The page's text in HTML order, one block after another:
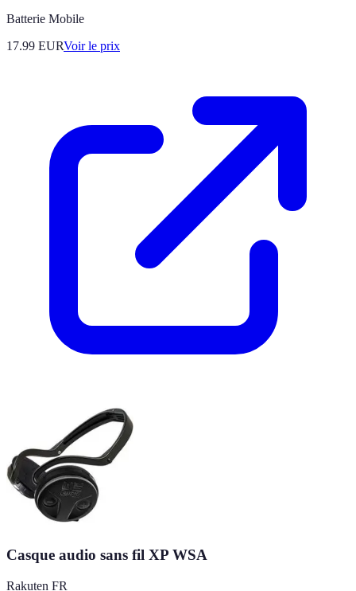
Batterie Mobile
17.99 EURVoir le prix
Casque audio sans fil XP WSA
Rakuten FR